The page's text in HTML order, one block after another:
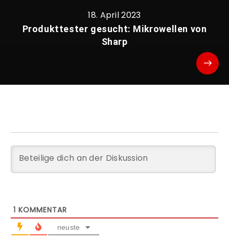
18. April 2023
Produkttester gesucht: Mikrowellen von
Sharp
1 KOMMENTAR
neuste